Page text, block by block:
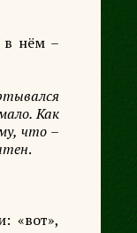
в нём –
Как
что –
.
«вот»,